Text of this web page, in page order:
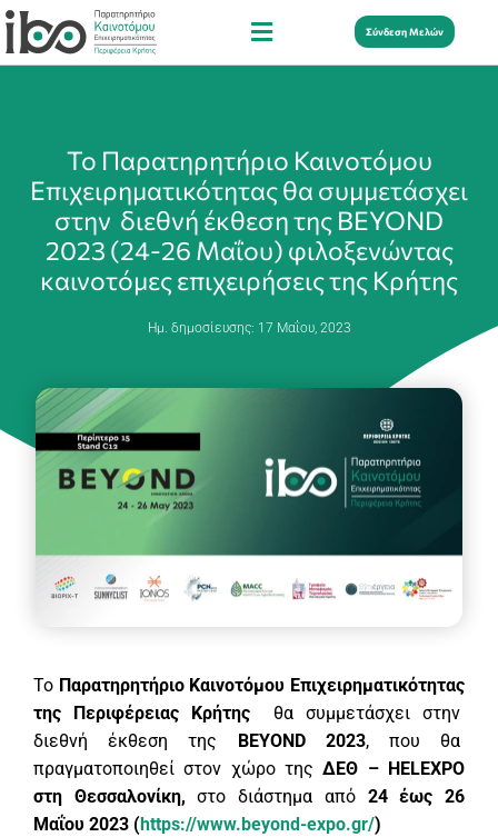
Σύνδεση Μελών
Το Παρατηρητήριο Καινοτόμου
Επιχειρηματικότητας θα συμμετάσχει
στην διεθνή έκθεση της BEYOND
2023 (24-26 Μαΐου) φιλοξενώντας
καινοτόμες επιχειρήσεις της Κρήτης
Ημ. δημοσίευσης: 17 Μαΐου, 2023
Το Παρατηρητήριο Καινοτόμου Επιχειρηματικότητας
της Περιφέρειας Κρήτης
θα συμμετάσχει στην
διεθνή έκθεση της
BEYOND2023, που θα
πραγματοποιηθεί στον χώρο τηςΔΕΘ – HELEXPO
στη Θεσσαλονίκη,στο διάστημα από 24 έως 26
Μαΐου 2023 (https://www. beyond -expo.gr/)